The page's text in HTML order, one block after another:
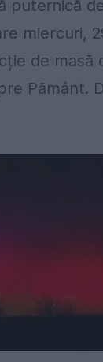
puternică
miercuri,
de masă
Pământ.